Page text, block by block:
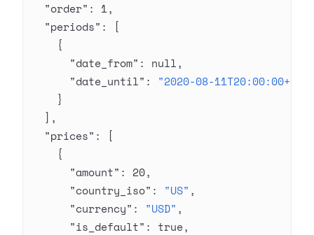
  "order"
: 1,
  "periods"
: [
    {
      "date_from"
: null,
      "date_until"
: "2020-08-
    }
  ],
  "prices"
: [
    {
      "amount"
: 20,
      "country_iso"
: "US" ,
      "currency"
: "USD" ,
      "is_default"
: true,